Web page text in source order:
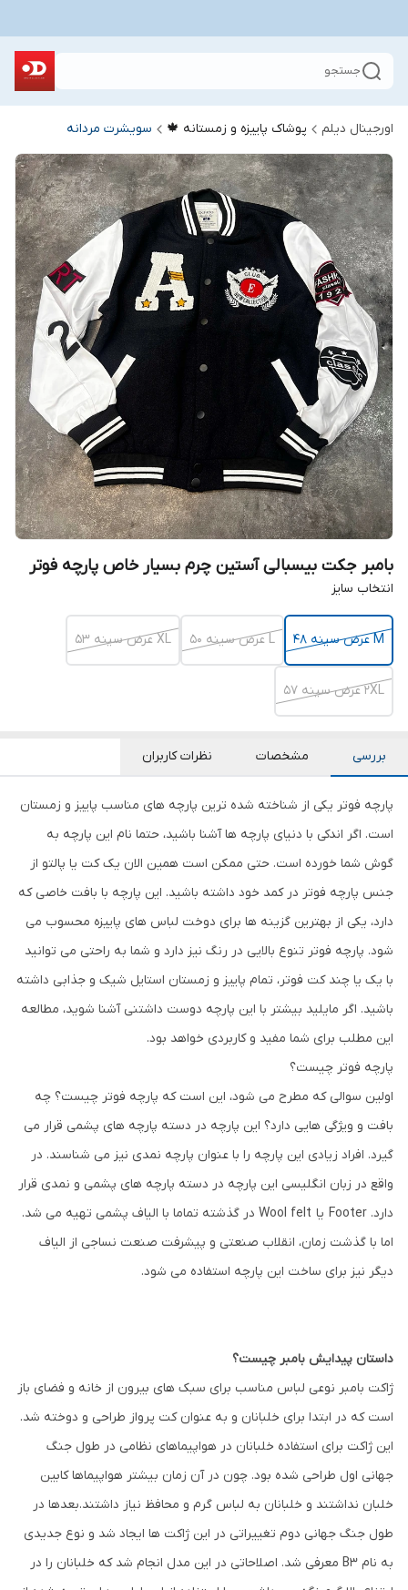
جستجو
اورجینال دیلم پوشاک پاییزه و زمستانه 🍁 سویشرت مردانه
بامبر جکت بیسبالی آستین چرم بسیار خاص پارچه فوتر
انتخاب سایز
M عرض سینه ۴۸ L عرض سینه ۵۰ XL عرض سینه ۵۳
2XL عرض سینه ۵۷
بررسی مشخصات نظرات کاربران
پارچه فوتر یکی از شناخته شده ترین پارچه های مناسب پاییز و زمستان
است. اگر اندکی با دنیای پارچه ها آشنا باشید، حتما نام این پارچه به
گوش شما خورده است. حتی ممکن است همین الان یک کت یا پالتو از
جنس پارچه فوتر در کمد خود داشته باشید. این پارچه با بافت خاصی که
دارد، یکی از بهترین گزینه ها برای دوخت لباس های پاییزه محسوب می
شود. پارچه فوتر تنوع بالایی در رنگ نیز دارد و شما به راحتی می توانید
با یک یا چند کت فوتر، تمام پاییز و زمستان استایل شیک و جذابی داشته
باشید. اگر مایلید بیشتر با این پارچه دوست داشتنی آشنا شوید، مطالعه
این مطلب برای شما مفید و کاربردی خواهد بود.
پارچه فوتر چیست؟
اولین سوالی که مطرح می شود، این است که پارچه فوتر چیست؟ چه
بافت و ویژگی هایی دارد؟ این پارچه در دسته پارچه های پشمی قرار می
گیرد. افراد زیادی این پارچه را با عنوان پارچه نمدی نیز می شناسند. در
واقع در زبان انگلیسی این پارچه در دسته پارچه های پشمی و نمدی قرار
دارد. Footer یا Wool felt در گذشته تماما با الیاف پشمی تهیه می شد.
اما با گذشت زمان، انقلاب صنعتی و پیشرفت صنعت نساجی از الیاف
دیگر نیز برای ساخت این پارچه استفاده می شود.
داستان پیدایش بامبر چیست؟
ژاکت بامبر نوعی لباس مناسب برای سبک های بیرون از خانه و فضای باز
است که در ابتدا برای خلبانان و به عنوان کت پرواز طراحی و دوخته شد.
این ژاکت برای استفاده خلبانان در هواپیماهای نظامی در طول جنگ
جهانی اول طراحی شده بود. چون در آن زمان بیشتر هواپیماها کابین
خلبان نداشتند و خلبانان به لباس گرم و محافظ نیاز داشتند.بعدها در
طول جنگ جهانی دوم تغییراتی در این ژاکت ها ایجاد شد و نوع جدیدی
به نام B3 معرفی شد. اصلاحاتی در این مدل انجام شد که خلبانان را در